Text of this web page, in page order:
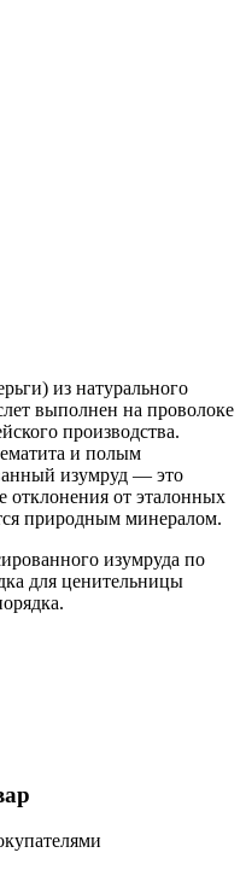
из натурального
выполнен на проволоке
производства.
и полым
изумруд — это
отклонения от эталонных
природным минералом.
изумруда по
для ценительницы